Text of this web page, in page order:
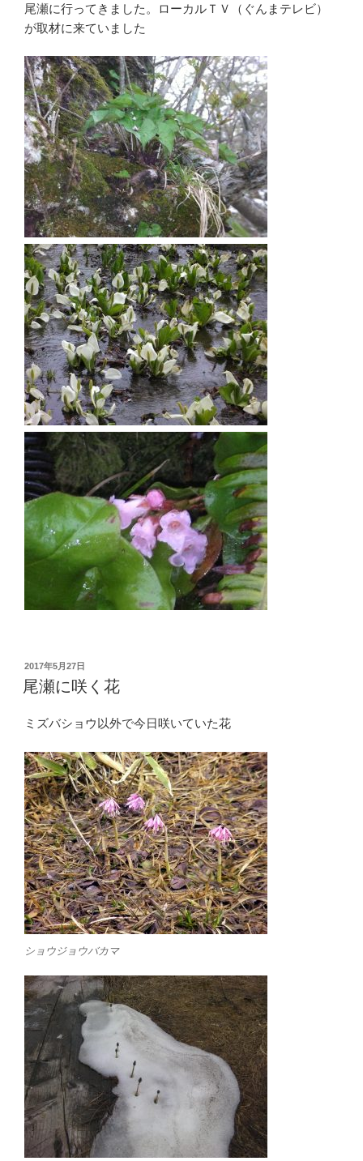
尾瀬に行ってきました。ローカルＴＶ（ぐんまテレビ）
が取材に来ていました
投
稿
日:
2017年5月27日
尾瀬に咲く花
ミズバショウ以外で今日咲いていた花
ショウジョウバカマ